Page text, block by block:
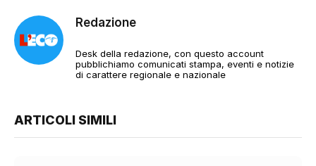
Redazione
Desk della redazione, con questo account
pubblichiamo comunicati stampa, eventi e notizie
di carattere regionale e nazionale
ARTICOLI SIMILI